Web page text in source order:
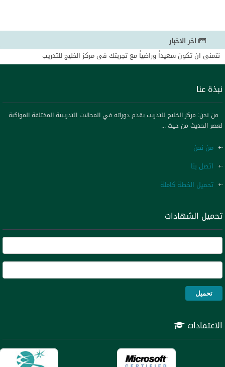
اخر الاخبار
نتمنى ان تكون سعيداً وراضياً مع تجربتك فى مركز الخليج للتدريب
تحذير لكل الساده العملاء بدول مجلس التعاون بان ظهر مؤخرا من ينتحل اسم
نحن ملتزمون بتقديم أفضل خدمة ممكنة وتقديم البرامج التدريبية التي تلبي
مرحب بكم في موقعنا مركز الخليج للتدريب نتمنى ان نكون عند حسن ظنكم
نحن ملتزمون بتقديم حلول تدريبية حديثة ومتكاملة من حيث الأداء وخدمة
لدينا
نبذة عنا
من نحن: مركز الخليج للتدريب يقدم دوراته في المجالات التدريبية المختلفة المواكبة
لعصر الحديث من حيث ...
من نحن
اتصل بنا
تحميل الخطة كاملة
تحميل الشهادات
الاعتمادات